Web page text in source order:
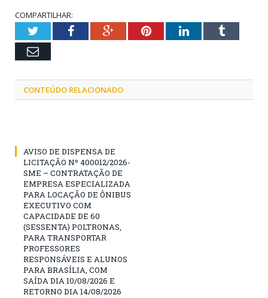
COMPARTILHAR:
TwitterFacebookGoogle+PinterestLinkedInTumblr
Email
CONTEÚDO RELACIONADO
AVISO DE DISPENSA DE
LICITAÇÃO Nº 400012/2026-
SME – CONTRATAÇÃO DE
EMPRESA ESPECIALIZADA
PARA LOCAÇÃO DE ÔNIBUS
EXECUTIVO COM
CAPACIDADE DE 60
(SESSENTA) POLTRONAS,
PARA TRANSPORTAR
PROFESSORES
RESPONSÁVEIS E ALUNOS
PARA BRASÍLIA, COM
SAÍDA DIA 10/08/2026 E
RETORNO DIA 14/08/2026